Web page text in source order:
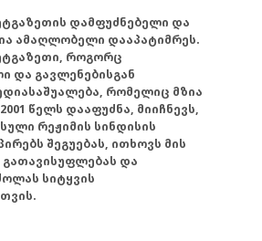
დამფუძნებელი და
ამაღლობელი დააპატიმრეს.
როგორც
და გავლენებისგან
რომელიც მზია
წელს დააფუძნა, მიიჩნევს,
რეჟიმის სინდისის
შეგუებას, ითხოვს მის
და
სიტყვის